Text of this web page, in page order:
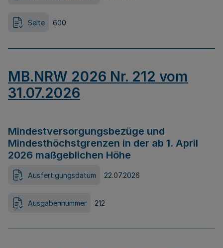
Seite 600
MB.NRW 2026 Nr. 212 vom
31.07.2026
Mindestversorgungsbezüge und
Mindesthöchstgrenzen in der ab 1. April
2026 maßgeblichen Höhe
Ausfertigungsdatum 22.07.2026
Ausgabennummer 212